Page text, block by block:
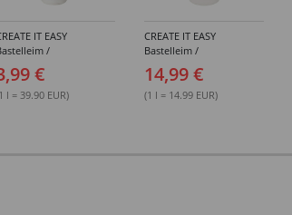
IT EASY
/
100 ml
€
l = 39.90 EUR)
CREATE IT EASY
Bastelleim /
Buchbinderleim, 1000 ml
14,99 €
(1 l = 14.99 EUR)